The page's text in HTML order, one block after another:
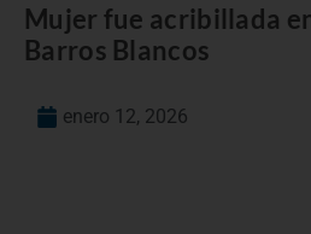
Mujer fue acribillada
Barros Blancos
enero 12, 2026